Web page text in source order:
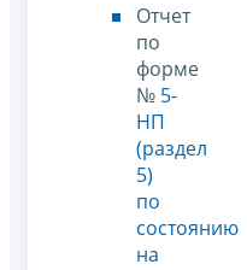
Отчет
по
форме
№ 5-
НП
(раздел
5)
по
состоянию
на